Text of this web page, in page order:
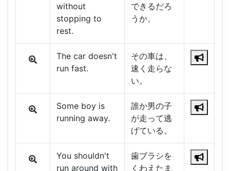
without
stopping to
rest.
できるだろ
うか。
The car doesn't
run fast.
その車は、
速く走らな
い。
Some boy is
running away.
誰か男の子
が走って逃
げている。
You shouldn't
run around with
歯ブラシを
くわえたま